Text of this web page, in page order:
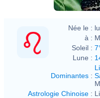
Née le :
à :
Soleil :
Lune :
Dominantes :
Astrologie Chinoise :